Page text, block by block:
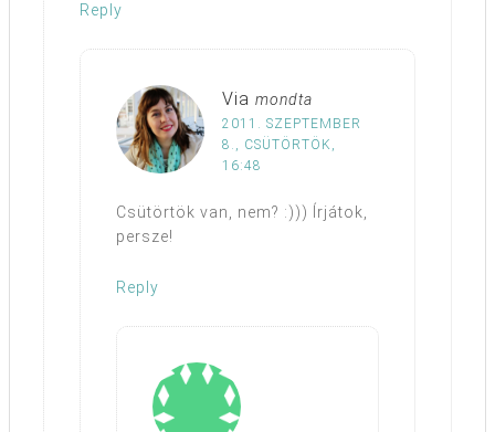
Reply
Via mondta
2011. SZEPTEMBER
8., CSÜTÖRTÖK,
16:48
Csütörtök van, nem? :))) Írjátok,
persze!
Reply